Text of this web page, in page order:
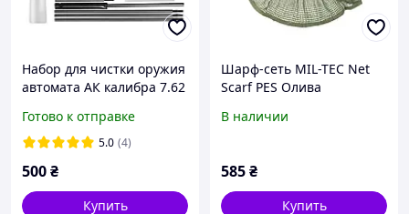
Набор для чистки оружия
автомата АК калибра 7.62
tec Полевой уход за
оружием Компактный
Готово к отправке
5.0 (4)
500₴
Купить
Шарф-сеть MIL-TEC Net
Scarf PES Олива
Камуфляжный
В наличии
585₴
Купить